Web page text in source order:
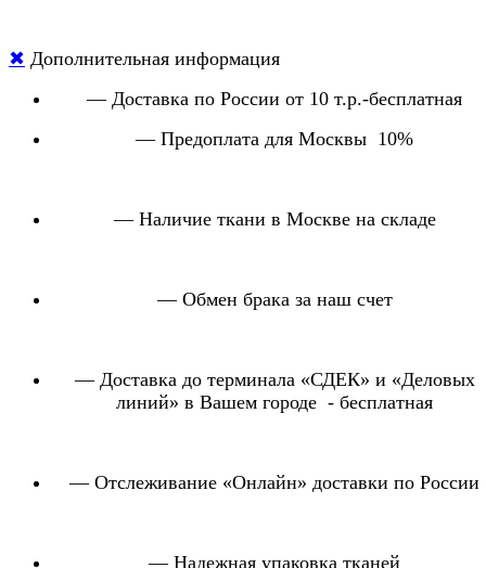
✖ Дополнительная информация
— Доставка по России от 10 т.р.-бесплатная
— Предоплата для Москвы 10%
— Наличие ткани в Москве на складе
— Обмен брака за наш счет
— Доставка до терминала «СДЕК» и «Деловых
линий» в Вашем городе - бесплатная
— Отслеживание «Онлайн» доставки по России
— Надежная упаковка тканей